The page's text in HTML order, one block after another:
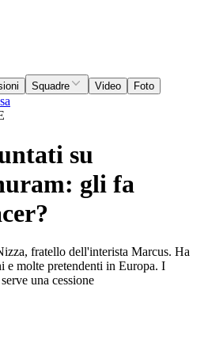
Squadre Video Foto
su
gli fa
fratello dell'interista Marcus. Ha
e molte pretendenti in Europa. I
una cessione